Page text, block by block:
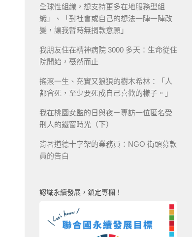
全球性組織，想支持更多在地服務型組
織」、「對社會或自己的想法一陣一陣改
變，讓我暫時無捐款意願」
我朋友住在精神病院 3000 多天：生命從住
院開始，戞然而止
搖滾一生、充實又狼狽的樹木希林：「人
都會死，至少要死成自己喜歡的樣子。」
我在桃園女監的日與夜－專訪一位匿名受
刑人的鐵窗時光（下）
背著道德十字架的業務員：NGO 街頭募款
員的告白
認識永續發展，鎖定專欄！